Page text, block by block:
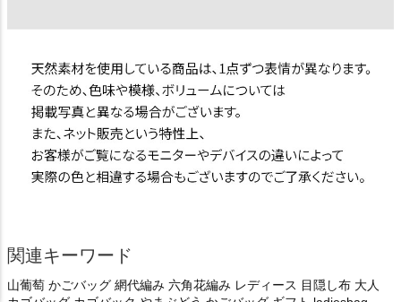
関連キーワード
山葡萄 かごバッグ 網代編み 六角花編み レディース 目隠し布 大人